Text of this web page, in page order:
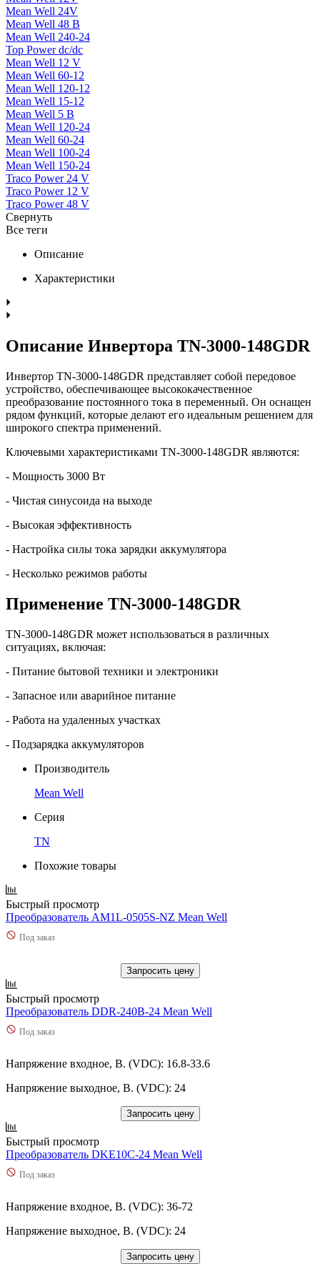
Mean Well 24V
Mean Well 48 В
Mean Well 240-24
Top Power dc/dc
Mean Well 12 V
Mean Well 60-12
Mean Well 120-12
Mean Well 15-12
Mean Well 5 В
Mean Well 120-24
Mean Well 60-24
Mean Well 100-24
Mean Well 150-24
Traco Power 24 V
Traco Power 12 V
Traco Power 48 V
Свернуть
Все теги
Описание
Характеристики
Описание Инвертора TN-3000-148GDR
Инвертор TN-3000-148GDR представляет собой передовое
устройство, обеспечивающее высококачественное
преобразование постоянного тока в переменный. Он оснащен
рядом функций, которые делают его идеальным решением для
широкого спектра применений.
Ключевыми характеристиками TN-3000-148GDR являются:
- Мощность 3000 Вт
- Чистая синусоида на выходе
- Высокая эффективность
- Настройка силы тока зарядки аккумулятора
- Несколько режимов работы
Применение TN-3000-148GDR
TN-3000-148GDR может использоваться в различных
ситуациях, включая:
- Питание бытовой техники и электроники
- Запасное или аварийное питание
- Работа на удаленных участках
- Подзарядка аккумуляторов
Производитель
Mean Well
Серия
TN
Похожие товары
Быстрый просмотр
Преобразователь AM1L-0505S-NZ Mean Well
Под заказ
Запросить цену
Быстрый просмотр
Преобразователь DDR-240B-24 Mean Well
Под заказ
Напряжение входное, В. (VDC): 16.8-33.6
Напряжение выходное, В. (VDC): 24
Запросить цену
Быстрый просмотр
Преобразователь DKE10C-24 Mean Well
Под заказ
Напряжение входное, В. (VDC): 36-72
Напряжение выходное, В. (VDC): 24
Запросить цену